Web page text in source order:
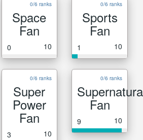
0/6 ranks
Space
Fan
0 10
0/6 ranks
Sports
Fan
1 10
0/6 ranks
Super
Power
Fan
3 10
0/6 ranks
Fan
9 10